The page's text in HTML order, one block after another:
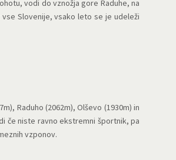
vodi do vznožja gore Raduhe, na
Slovenije, vsako leto se je udeleži
Raduho (2062m), Olševo (1930m) in
če niste ravno ekstremni športnik, pa
vzponov.